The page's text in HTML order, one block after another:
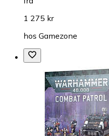
1 275 kr
hos Gamezone